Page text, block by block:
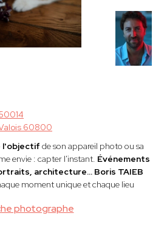
photographe
60800
l'objectif de son appareil photo ou sa
envie : capter l'instant. Événements
architecture... Boris TAIEB
moment unique et chaque lieu